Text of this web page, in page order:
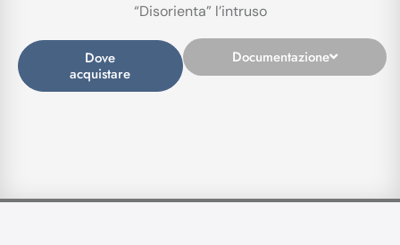
“Disorienta” l’intruso
Dove
acquistare
Documentazione